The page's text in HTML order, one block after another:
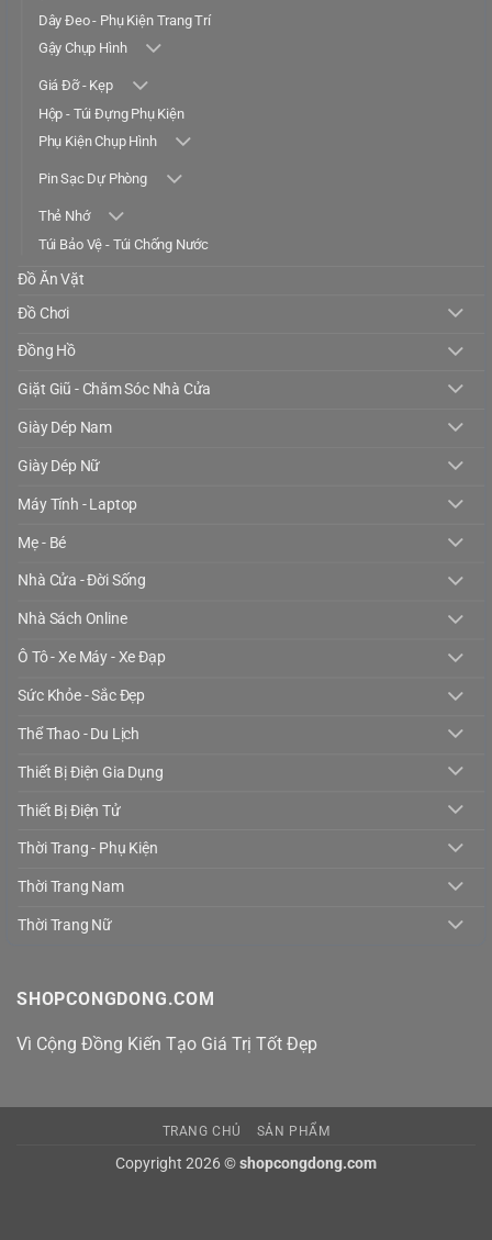
Dây Đeo - Phụ Kiện Trang Trí
Gậy Chụp Hình
Giá Đỡ - Kẹp
Hộp - Túi Đựng Phụ Kiện
Phụ Kiện Chụp Hình
Pin Sạc Dự Phòng
Thẻ Nhớ
Túi Bảo Vệ - Túi Chống Nước
Đồ Ăn Vặt
Đồ Chơi
Đồng Hồ
Giặt Giũ - Chăm Sóc Nhà Cửa
Giày Dép Nam
Giày Dép Nữ
Máy Tính - Laptop
Mẹ - Bé
Nhà Cửa - Đời Sống
Nhà Sách Online
Ô Tô - Xe Máy - Xe Đạp
Sức Khỏe - Sắc Đẹp
Thể Thao - Du Lịch
Thiết Bị Điện Gia Dụng
Thiết Bị Điện Tử
Thời Trang - Phụ Kiện
Thời Trang Nam
Thời Trang Nữ
SHOPCONGDONG.COM
Vì Cộng Đồng Kiến Tạo Giá Trị Tốt Đẹp
TRANG CHỦ SẢN PHẨM
Copyright 2026 ©shopcongdong.com